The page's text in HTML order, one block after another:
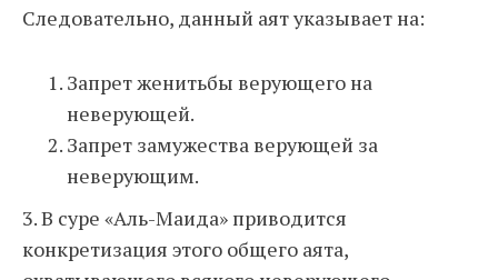
Следовательно, данный аят указывает на:
Запрет женитьбы верующего на
неверующей.
Запрет замужества верующей за
неверующим.
3. В суре «Аль-Маида» приводится
конкретизация этого общего аята,